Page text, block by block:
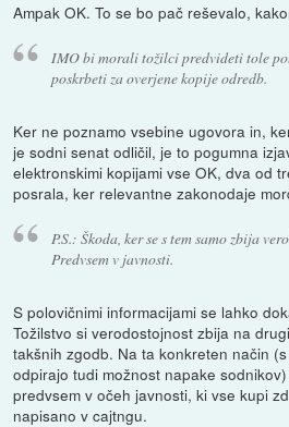
Ampak OK. To se bo pač reševalo,
IMO bi morali tožilci predvideti tole
poskrbeti za overjene kopije odredb.
Ker ne poznamo vsebine ugovora in,
je sodni senat odličil, je to pogumna
elektronskimi kopijami vse OK, dva od
posrala, ker relevantne zakonodaje
P.S.: Škoda, ker se s tem samo zbija
Predvsem v javnosti.
S polovičnimi informacijami se lahko
Tožilstvo si verodostojnost zbija na
takšnih zgodb. Na ta konkreten način
odpirajo tudi možnost napake
predvsem v očeh javnosti, ki vse kupi
napisano v cajtngu.